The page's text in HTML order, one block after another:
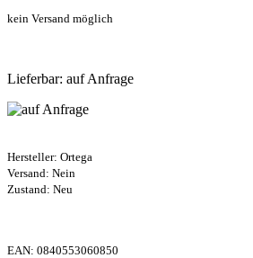
kein Versand möglich
Lieferbar: auf Anfrage
Hersteller: Ortega
Versand: Nein
Zustand: Neu
EAN: 0840553060850